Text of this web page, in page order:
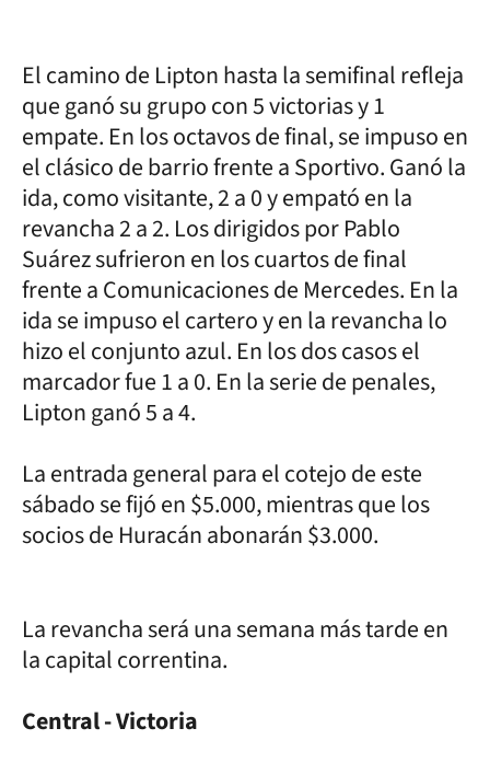
El camino de Lipton hasta la semifinal refleja
que ganó su grupo con 5 victorias y 1
empate. En los octavos de final, se impuso en
el clásico de barrio frente a Sportivo. Ganó la
ida, como visitante, 2 a 0 y empató en la
revancha 2 a 2. Los dirigidos por Pablo
Suárez sufrieron en los cuartos de final
frente a Comunicaciones de Mercedes. En la
ida se impuso el cartero y en la revancha lo
hizo el conjunto azul. En los dos casos el
marcador fue 1 a 0. En la serie de penales,
Lipton ganó 5 a 4.
La entrada general para el cotejo de este
sábado se fijó en $5.000, mientras que los
socios de Huracán abonarán $3.000.
La revancha será una semana más tarde en
la capital correntina.
Central - Victoria